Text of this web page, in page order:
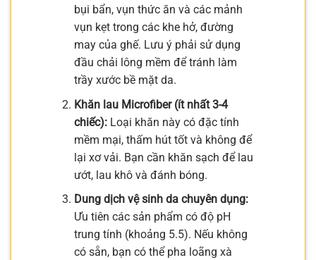
bụi bẩn, vụn thức ăn và các mảnh
vụn kẹt trong các khe hở, đường
may của ghế. Lưu ý phải sử dụng
đầu chải lông mềm để tránh làm
trầy xước bề mặt da.
Khăn lau Microfiber (ít nhất 3-4
chiếc):Loại khăn này có đặc tính
mềm mại, thấm hút tốt và không để
lại xơ vải. Bạn cần khăn sạch để lau
ướt, lau khô và đánh bóng.
Dung dịch vệ sinh da chuyên dụng:
Ưu tiên các sản phẩm có độ pH
trung tính (khoảng 5.5). Nếu không
có sẵn, bạn có thể pha loãng xà